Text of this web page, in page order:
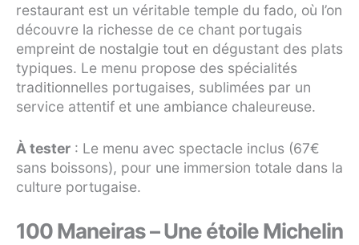
restaurant est un véritable temple du fado, où l’on
découvre la richesse de ce chant portugais
empreint de nostalgie tout en dégustant des plats
typiques. Le menu propose des spécialités
traditionnelles portugaises, sublimées par un
service attentif et une ambiance chaleureuse.
À tester : Le menu avec spectacle inclus (67€
sans boissons), pour une immersion totale dans la
culture portugaise.
100 Maneiras – Une étoile Michelin